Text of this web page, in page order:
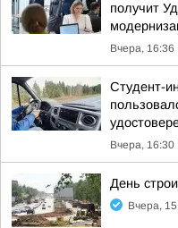
получит
Вчера, 16:36
Студент-
Вчера, 16:30
День
Вчера,